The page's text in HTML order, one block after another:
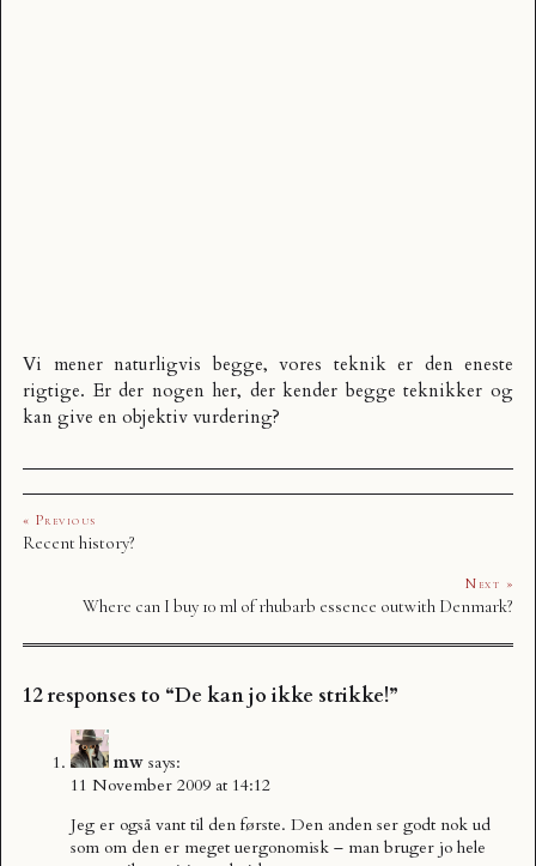
Vi mener naturligvis begge, vores teknik er den eneste
rigtige. Er der nogen her, der kender begge teknikker og
kan give en objektiv vurdering?
« Previous
Recent history?
Next »
Where can I buy 10 ml of rhubarb essence outwith Denmark?
12 responses to “De kan jo ikke strikke!”
mw says:
11 November 2009 at 14:12
Jeg er også vant til den første. Den anden ser godt nok ud
som om den er meget uergonomisk – man bruger jo hele